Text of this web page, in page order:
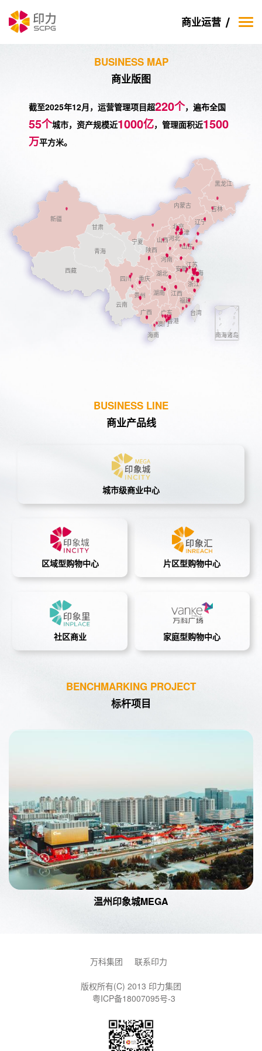
商业运营
BUSINESS MAP
商业版图
截至2025年12月，运营管理项目超220个，遍布全国
55个城市，资产规模近1000亿，管理面积近1500
万平方米。
BUSINESS LINE
商业产品线
城市级商业中心
区域型购物中心 片区型购物中心
社区商业 家庭型购物中心
BENCHMARKING PROJECT
标杆项目
温州印象城MEGA
万科集团 联系印力
版权所有(C) 2013 印力集团
粤ICP备18007095号-3